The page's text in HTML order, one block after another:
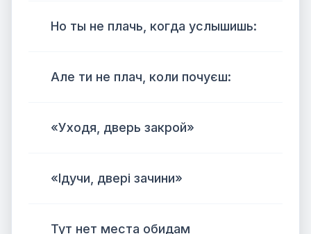
Но ты не плачь, когда услышишь:
Але ти не плач, коли почуєш:
«Уходя, дверь закрой»
«Ідучи, двері зачини»
Тут нет места обидам